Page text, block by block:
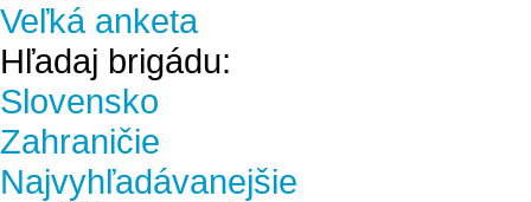
Veľká anketa
Hľadaj brigádu:
Slovensko
Zahraničie
Najvyhľadávanejšie